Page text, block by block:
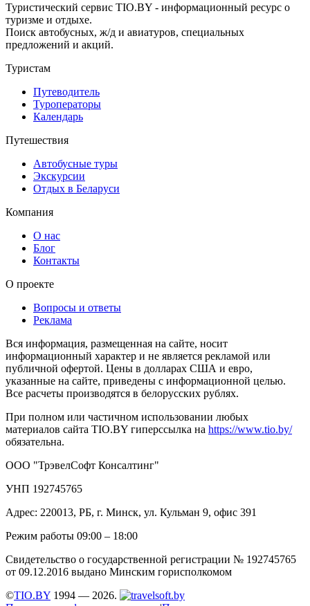
Туристический сервис TIO.BY - информационный ресурс о
туризме и отдыхе.
Поиск автобусных, ж/д и авиатуров, специальных
предложений и акций.
Туристам
Путеводитель
Туроператоры
Календарь
Путешествия
Автобусные туры
Экскурсии
Отдых в Беларуси
Компания
О нас
Блог
Контакты
О проекте
Вопросы и ответы
Реклама
Вся информация, размещенная на сайте, носит
информационный характер и не является рекламой или
публичной офертой. Цены в долларах США и евро,
указанные на сайте, приведены с информационной целью.
Все расчеты производятся в белорусских рублях.
При полном или частичном использовании любых
материалов сайта TIO.BY гиперссылка на https://www.tio.by/
обязательна.
ООО "ТрэвелСофт Консалтинг"
УНП 192745765
Адрес: 220013, РБ, г. Минск, ул. Кульман 9, офис 391
Режим работы 09:00 – 18:00
Свидетельство о государственной регистрации № 192745765
от 09.12.2016 выдано Минским горисполкомом
©TIO.BY 1994 — 2026.